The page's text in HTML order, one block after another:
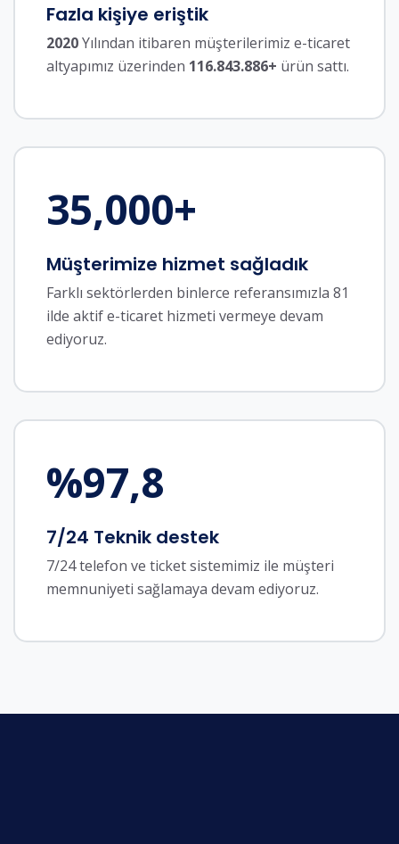
Fazla kişiye eriştik
2020Yılından itibaren müşterilerimiz e-ticaret
altyapımız üzerinden 116.843.886+ ürün sattı.
35,000+
Müşterimize hizmet sağladık
Farklı sektörlerden binlerce referansımızla 81
ilde aktif e-ticaret hizmeti vermeye devam
ediyoruz.
%97,8
7/24 Teknik destek
7/24 telefon ve ticket sistemimiz ile müşteri
memnuniyeti sağlamaya devam ediyoruz.